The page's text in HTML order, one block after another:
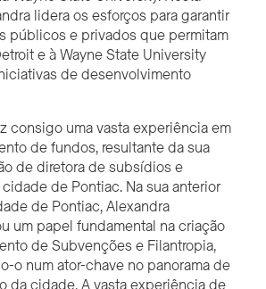
lidera os esforços para garantir
públicos e privados que permitam
e à Wayne State University
de desenvolvimento
consigo uma vasta experiência em
de fundos, resultante da sua
de diretora de subsídios e
de Pontiac. Na sua anterior
de Pontiac, Alexandra
um papel fundamental na criação
de Subvenções e Filantropia,
o num ator-chave no panorama de